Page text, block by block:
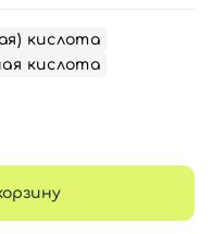
кислота
кислота